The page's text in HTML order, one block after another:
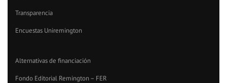
Transparencia
Encuestas Uniremington
Alternativas de financiación
Fondo Editorial Remington – FER